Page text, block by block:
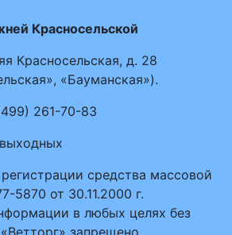
Красносельской
Красносельская, д. 28
«Бауманская»).
261-70-83
средства массовой
5870 от 30.11.2000 г.
в любых целях без
запрещено.